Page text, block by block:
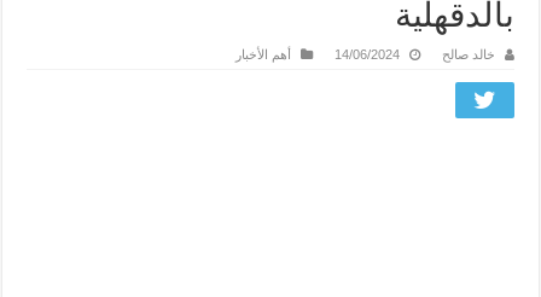
بالدقهلية
خالد صالح 14/06/2024 أهم الأخبار